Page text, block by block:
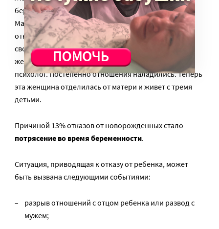
беременность и отказалась от ребенка в роддоме.
Мать ей еще от второго ребенка предлагала
отказаться, а тут – третий… Эта женщина ходила к
своему ребенку каждый день, но ее не пускали. С
женщиной, а в последствии и с ее матерью работал
психолог. Постепенно отношения наладились. Теперь
эта женщина отделилась от матери и живет с тремя
детьми.
Причиной 13% отказов от новорожденных стало
потрясение во время беременности.
Ситуация, приводящая к отказу от ребенка, может
быть вызвана следующими событиями:
разрыв отношений с отцом ребенка или развод с
мужем;